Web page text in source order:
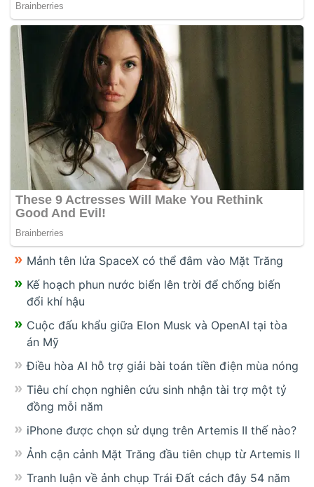
Mảnh tên lửa SpaceX có thể đâm vào Mặt Trăng
Kế hoạch phun nước biển lên trời để chống biến
đổi khí hậu
Cuộc đấu khẩu giữa Elon Musk và OpenAI tại tòa
án Mỹ
Điều hòa AI hỗ trợ giải bài toán tiền điện mùa nóng
Tiêu chí chọn nghiên cứu sinh nhận tài trợ một tỷ
đồng mỗi năm
iPhone được chọn sử dụng trên Artemis II thế nào?
Ảnh cận cảnh Mặt Trăng đầu tiên chụp từ Artemis II
Tranh luận về ảnh chụp Trái Đất cách đây 54 năm